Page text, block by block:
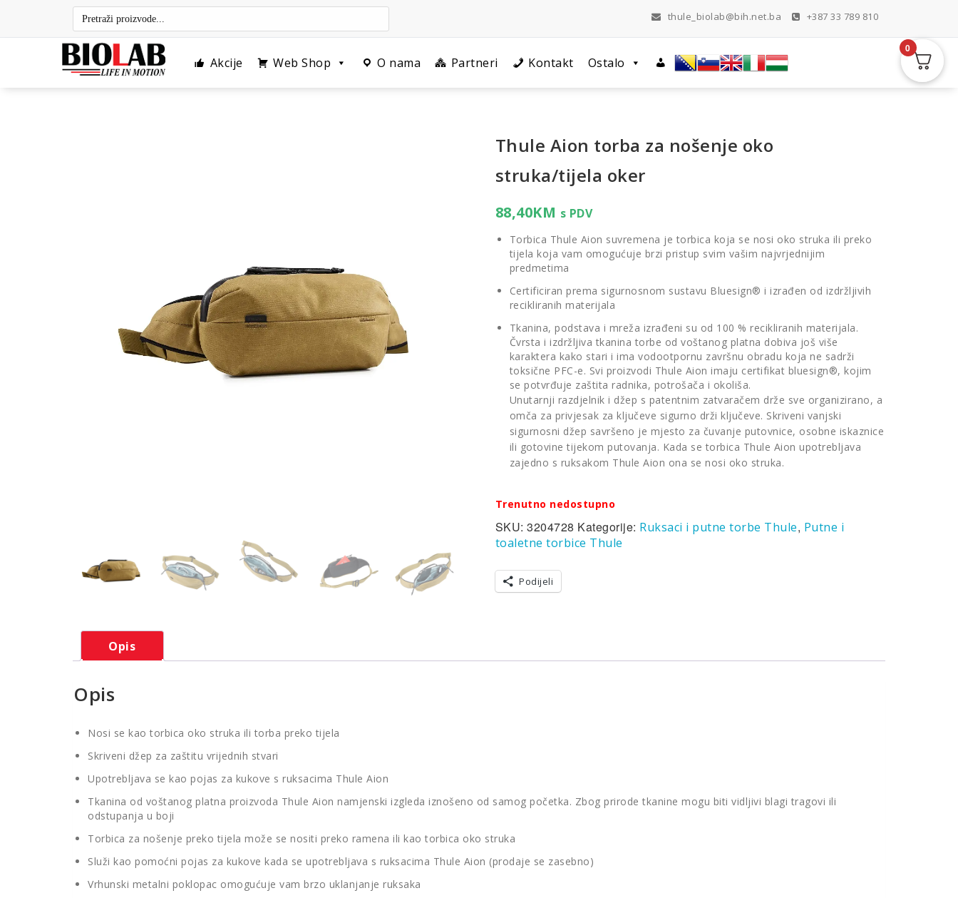
content
thule_biolab@bih.net.ba +387 33 789 810
Akcije Web Shop O nama Partneri Kontakt Ostalo
Thule Aion torba za nošenje oko
struka/tijela oker
88,40KM s PDV
Torbica Thule Aion suvremena je torbica koja se nosi oko struka ili preko
tijela koja vam omogućuje brzi pristup svim vašim najvrjednijim
predmetima
Certificiran prema sigurnosnom sustavu Bluesign® i izrađen od izdržljivih
recikliranih materijala
Tkanina, podstava i mreža izrađeni su od 100 % recikliranih materijala.
Čvrsta i izdržljiva tkanina torbe od voštanog platna dobiva još više
karaktera kako stari i ima vodootpornu završnu obradu koja ne sadrži
toksične PFC-e. Svi proizvodi Thule Aion imaju certifikat bluesign®, kojim
se potvrđuje zaštita radnika, potrošača i okoliša.
Unutarnji razdjelnik i džep s patentnim zatvaračem drže sve organizirano, a
omča za privjesak za ključeve sigurno drži ključeve. Skriveni vanjski
sigurnosni džep savršeno je mjesto za čuvanje putovnice, osobne iskaznice
ili gotovine tijekom putovanja. Kada se torbica Thule Aion upotrebljava
zajedno s ruksakom Thule Aion ona se nosi oko struka.
Trenutno nedostupno
SKU:3204728 Kategorije: Ruksaci i putne torbe Thule, Putne i
toaletne torbice Thule
Podijeli
Opis
Opis
Nosi se kao torbica oko struka ili torba preko tijela
Skriveni džep za zaštitu vrijednih stvari
Upotrebljava se kao pojas za kukove s ruksacima Thule Aion
Tkanina od voštanog platna proizvoda Thule Aion namjenski izgleda iznošeno od samog početka. Zbog prirode tkanine mogu biti vidljivi blagi tragovi ili
odstupanja u boji
Torbica za nošenje preko tijela može se nositi preko ramena ili kao torbica oko struka
Služi kao pomoćni pojas za kukove kada se upotrebljava s ruksacima Thule Aion (prodaje se zasebno)
Vrhunski metalni poklopac omogućuje vam brzo uklanjanje ruksaka
0